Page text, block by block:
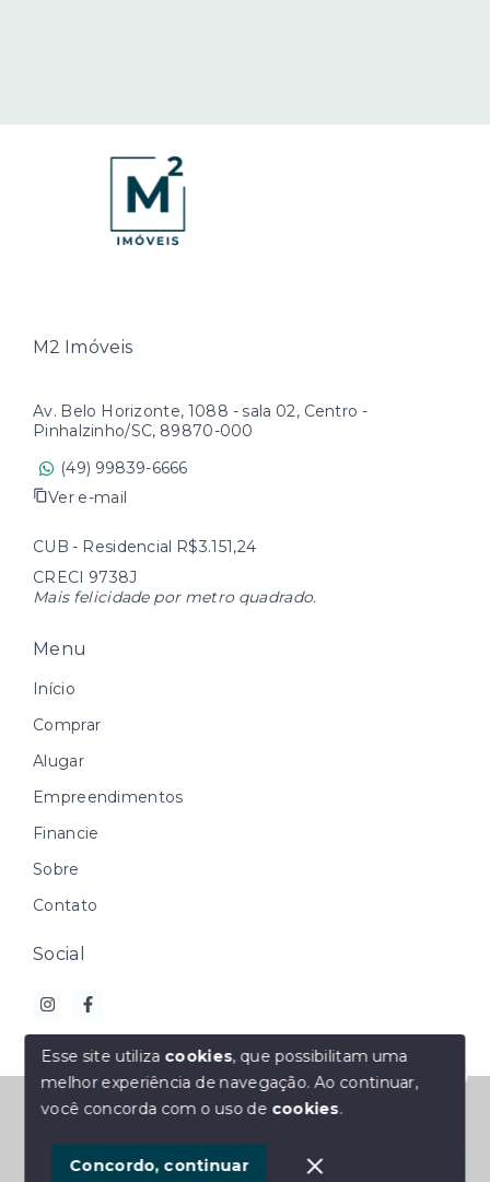
Olá! Estamos disponíveis para te ajudar.
M2 Imóveis
Av. Belo Horizonte, 1088 - sala 02, Centro -
Pinhalzinho/SC, 89870-000
(49) 99839-6666
Ver e-mail
CUB - Residencial R$3.151,24
CRECI 9738J
Mais felicidade por metro quadrado.
Menu
Início
Comprar
Alugar
Empreendimentos
Financie
Sobre
Contato
Social
© Copyright 2026 - M2 Imóveis - Todos os direitos
SITE PARA IMOBILIARIA
Esse site utiliza cookies, que possibilitam uma
melhor experiência de navegação.Ao continuar,
você concorda com o uso de cookies.
Concordo, continuar